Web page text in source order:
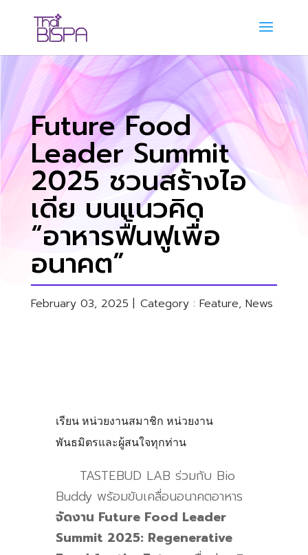
Future Food
Leader Summit
2025 ชวนสร้างไอ
เดีย บนแนวคิด
“อาหารฟื้นฟูเพื่อ
อนาคต”
February 03, 2025 | Category : Feature, News
เรียน หน่วยงานสมาชิก หน่วยงาน
พันธมิตรและผู้สนใจทุกท่าน
TASTEBUD LAB ร่วมกับ Bio
Buddy พร้อมขับเคลื่อนอนาคตอาหาร
จัดงาน Future Food Leader
Summit 2025: Regenerative